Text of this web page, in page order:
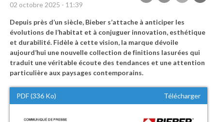
02 octobre 2025 - 11:39
Depuis près d’un siècle, Bieber s’attache à anticiper les
évolutions de l’habitat et à conjuguer innovation, esthétique
et durabilité. Fidèle à cette vision, la marque dévoile
aujourd’hui une nouvelle collection de finitions lasurées qui
traduit une véritable écoute des tendances et une attention
particulière aux paysages contemporains.
PDF (336 Ko) Télécharger